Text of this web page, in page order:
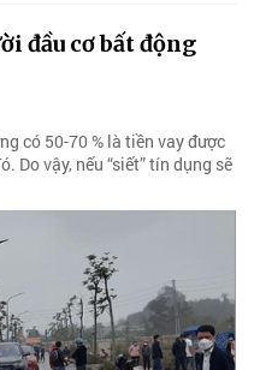
đầu cơ bất động
có 50-70 % là tiền vay được
Do vậy, nếu “siết” tín dụng sẽ